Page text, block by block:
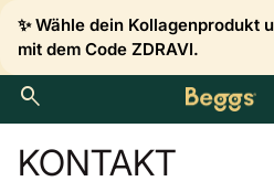
✨ Wähle dein Kollagenprodukt
mit dem Code ZDRAVI.
search Startseite
KONTAKT